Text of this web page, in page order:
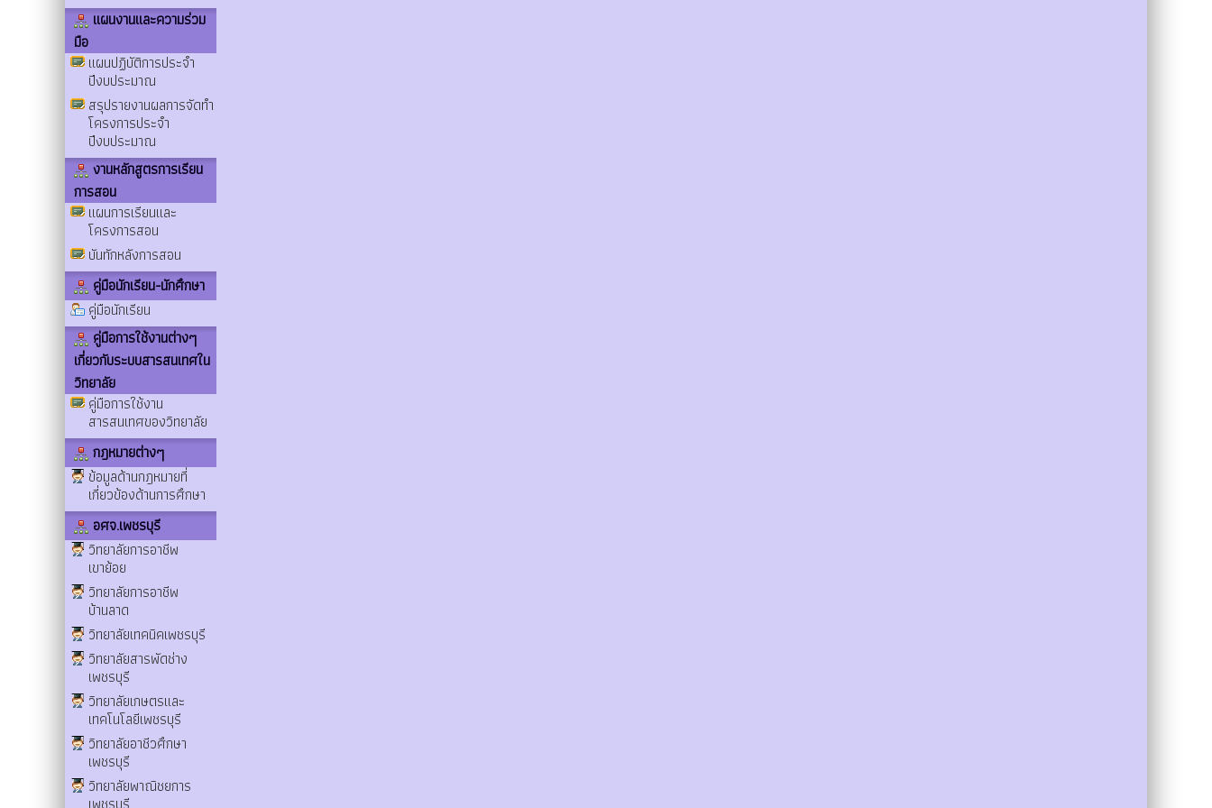
แผนงานและความร่วม
มือ
แผนปฏิบัติการประจำ
ปีงบประมาณ
สรุปรายงานผลการจัดทำ
โครงการประจำ
ปีงบประมาณ
งานหลักสูตรการเรียน
การสอน
แผนการเรียนและ
โครงการสอน
บันทักหลังการสอน
คู่มือนักเรียน-นักศึกษา
คู่มือนักเรียน
คู่มือการใช้งานต่างๆ
เกี่ยวกับระบบสารสนเทศใน
วิทยาลัย
คู่มือการใช้งาน
สารสนเทศของวิทยาลัย
กฎหมายต่างๆ
ข้อมูลด้านกฎหมายที่
เกี่ยวข้องด้านการศึกษา
อศจ.เพชรบุรี
วิทยาลัยการอาชีพ
เขาย้อย
วิทยาลัยการอาชีพ
บ้านลาด
วิทยาลัยเทคนิคเพชรบุรี
วิทยาลัยสารพัดช่าง
เพชรบุรี
วิทยาลัยเกษตรและ
เทคโนโลยีเพชรบุรี
วิทยาลัยอาชีวศึกษา
เพชรบุรี
วิทยาลัยพาณิชยการ